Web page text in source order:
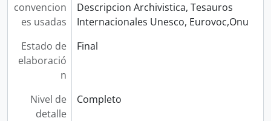
convencion
es usadas
Descripcion Archivistica, Tesauros
Internacionales Unesco, Eurovoc,Onu
Estado de
elaboració
n
Final
Nivel de
detalle
Completo